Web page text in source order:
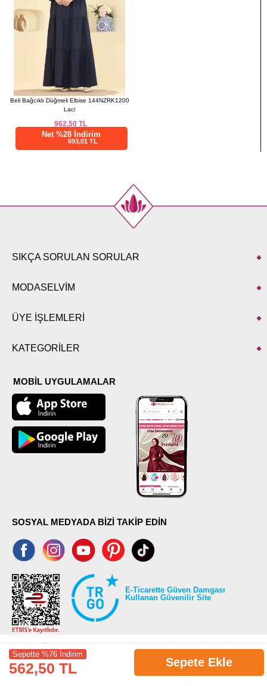
Sepette %76 İndirim
562,50 TL Sepete Ekle
Beli Bağcıklı Düğmeli Elbise 144NZRK1200
Laci
962,50TL
Net %28 İndirim
693,01 TL
SIKÇA SORULAN SORULAR
MODASELVİM
ÜYE İŞLEMLERİ
KATEGORİLER
MOBİL UYGULAMALAR
SOSYAL MEDYADA BİZİ TAKİP EDİN
E-Ticarette Güven Damgası
Kullanan Güvenilir Site
©2026 Tüm modaselvim.com hakları saklıdır.